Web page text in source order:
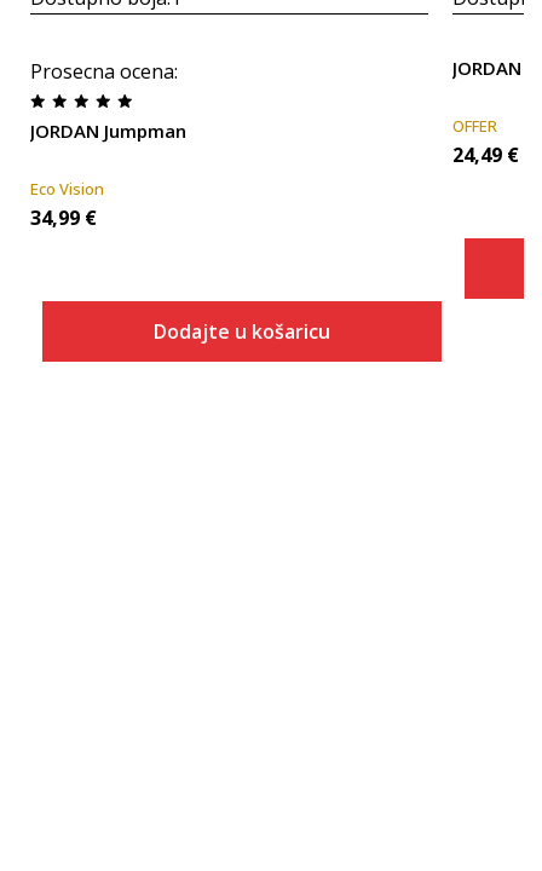
Prosecna ocena:
JORDAN Jumpman
Eco Vision
34,99 €
Dodajte u košaricu
JORDAN
OFFER
24,49 €